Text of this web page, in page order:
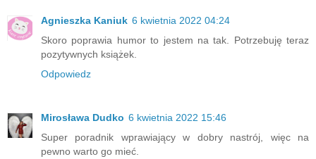
Agnieszka Kaniuk 6 kwietnia 2022 04:24
Skoro poprawia humor to jestem na tak. Potrzebuję teraz
pozytywnych książek.
Odpowiedz
Mirosława Dudko 6 kwietnia 2022 15:46
Super poradnik wprawiający w dobry nastrój, więc na
pewno warto go mieć.